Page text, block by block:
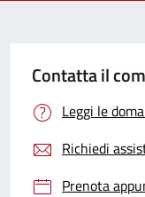
Contatta il
Leggi le
Richiedi
Prenota